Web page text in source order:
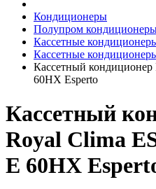
Кондиционеры
Полупром
Кассетные
Кассетные
Кассетный
60HX Esperto
Кассетный
Royal Clima
E 60HX